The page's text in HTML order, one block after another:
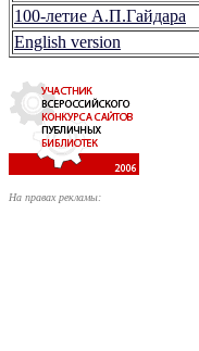
100-летие А.П.Гайдара
English version
На правах рекламы: